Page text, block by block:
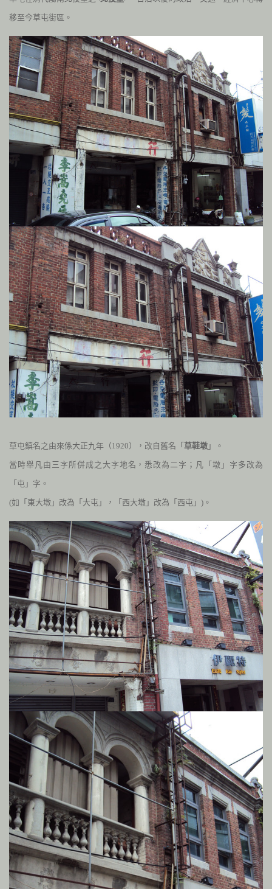
移至今草屯街區。
草屯鎮名之由來係大正九年（1920），改自舊名「草鞋墩 」。
當時舉凡由三字所併成之大字地名，悉改為二字；凡「墩」字多改為
「屯」字。
(如「東大墩」改為「大屯」，「西大墩」改為「西屯」)。